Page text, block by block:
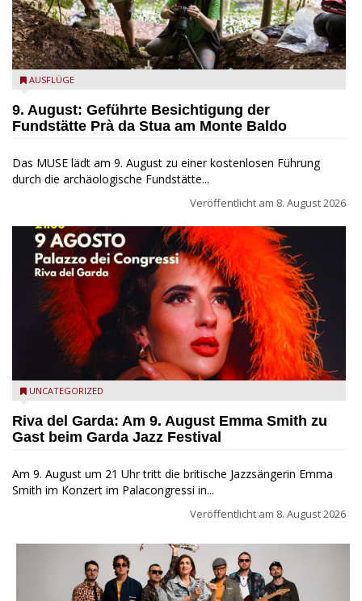
die archäologische Fundstätte Riparo Prà da Stua am Monte
AUSFLÜGE
9. August: Geführte Besichtigung der
Fundstätte Prà da Stua am Monte Baldo
Das MUSE lädt am 9. August zu einer kostenlosen Führung
durch die archäologische Fundstätte...
Veröffentlicht am 8. August 2026
Riva del Garda - Emma Smith zu Gast beim Garda Jazz
UNCATEGORIZED
Riva del Garda: Am 9. August Emma Smith zu
Gast beim Garda Jazz Festival
Am 9. August um 21 Uhr tritt die britische Jazzsängerin Emma
Smith im Konzert im Palacongressi in...
Veröffentlicht am 8. August 2026